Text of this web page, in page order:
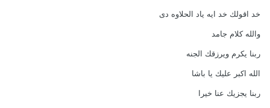
خد اقولك خد ايه ياد الحلاوه دى
والله كلام جامد
ربنا يكرم ويرزقك الجنه
الله اكبر عليك يا باشا
ربنا يجزيك عنا خيرا